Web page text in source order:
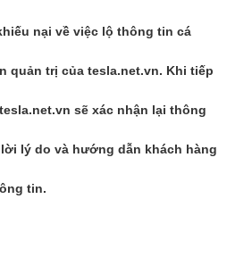
nại về việc lộ thông tin cá
quản trị của tesla.net.vn. Khi tiếp
sẽ xác nhận lại thông
lý do và hướng dẫn khách hàng
tin.